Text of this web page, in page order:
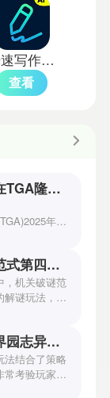
光速写作老版本
查看
《古墓丽影》在TGA隆重确认新作将来袭！
年度
丽影系列公
非常期待！
于2027年登
平台！有兴
守鲶鱼网！
原神机关破谜范式第四关通关方法
，机关破谜范
解谜玩法，其
到困难的地
关方法，助
！有兴趣的玩
！
明日方舟岁的界园志异攻略
法结合了策略
常考验玩家的
里拥有先